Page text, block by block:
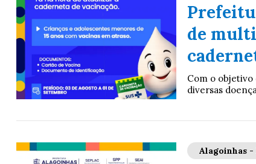
de
Com o
diversas
Alagoinhas -